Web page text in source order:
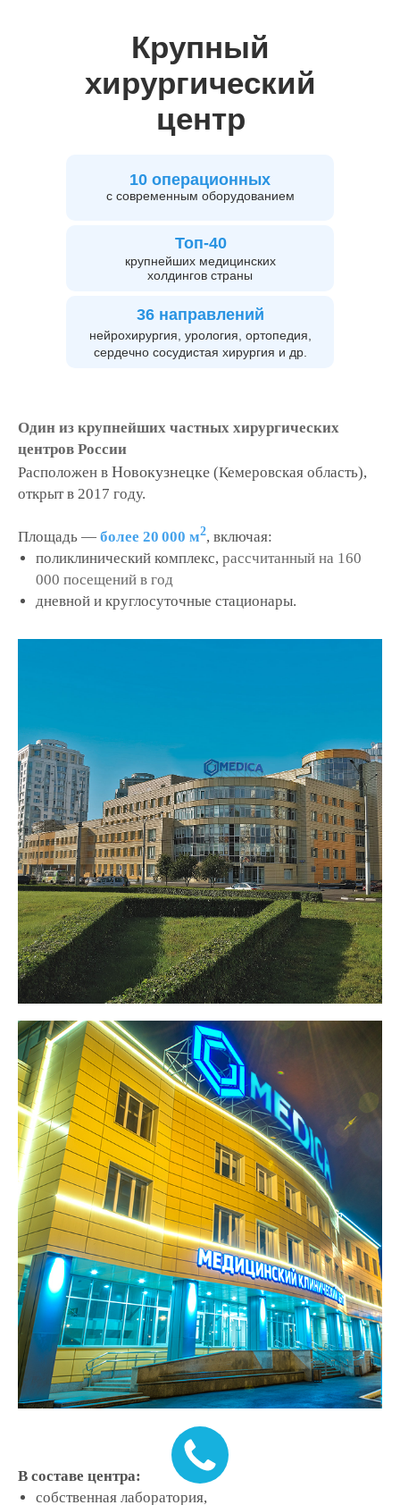
Крупный
хирургический
центр
Топ-40
36 направлений
крупнейших медицинских
холдингов страны
нейрохирургия, урология, ортопедия,
сердечно сосудистая хирургия и др.
с современным оборудованием
10 операционных
Один из крупнейших частных хирургических
центров России
Расположен в Новокузнецке (Кемеровская область),
открыт в 2017 году.
Площадь — более 20 000 м2, включая:
поликлинический комплекс, рассчитанный на 160
000 посещений в год
дневной и круглосуточные стационары.
В составе центра:
собственная лаборатория,